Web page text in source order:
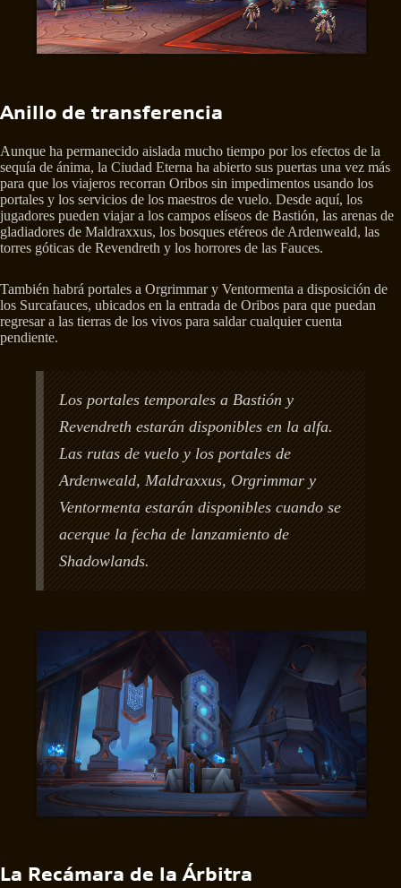
Anillo de transferencia
Aunque ha permanecido aislada mucho tiempo por los efectos de la
sequía de ánima, la Ciudad Eterna ha abierto sus puertas una vez más
para que los viajeros recorran Oribos sin impedimentos usando los
portales y los servicios de los maestros de vuelo. Desde aquí, los
jugadores pueden viajar a los campos elíseos de Bastión, las arenas de
gladiadores de Maldraxxus, los bosques etéreos de Ardenweald, las
torres góticas de Revendreth y los horrores de las Fauces.
También habrá portales a Orgrimmar y Ventormenta a disposición de
los Surcafauces, ubicados en la entrada de Oribos para que puedan
regresar a las tierras de los vivos para saldar cualquier cuenta
pendiente.
Los portales temporales a Bastión y
Revendreth estarán disponibles en la alfa.
Las rutas de vuelo y los portales de
Ardenweald, Maldraxxus, Orgrimmar y
Ventormenta estarán disponibles cuando se
acerque la fecha de lanzamiento de
Shadowlands.
La Recámara de la Árbitra